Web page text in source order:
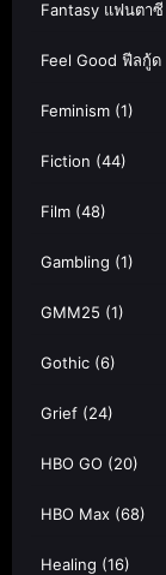
Fantasy แฟนตาซี
Feel Good ฟีลกู้ด
Feminism (1)
Fiction (44)
Film (48)
Gambling (1)
GMM25 (1)
Gothic (6)
Grief (24)
HBO GO (20)
HBO Max (68)
Healing (16)